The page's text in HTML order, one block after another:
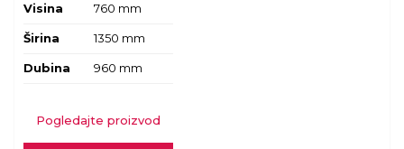
Visina 760 mm
Širina 1350 mm
Dubina 960 mm
Pogledajte proizvod